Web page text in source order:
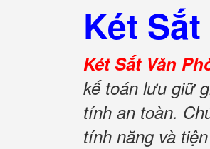
Két
Két Sắt Văn
kế toán lưu giữ
tính an toàn.
tính năng và